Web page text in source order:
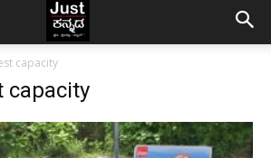
capacity
capacity